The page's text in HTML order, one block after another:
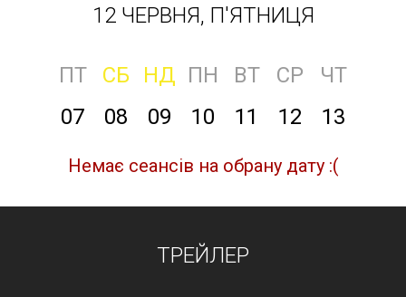
12 ЧЕРВНЯ, П'ЯТНИЦЯ
ПТ СБ НД ПН ВТ СР
ЧТ
07
08 09 10 11 12 13
Немає сеансів на обрану дату :(
ТРЕЙЛЕР